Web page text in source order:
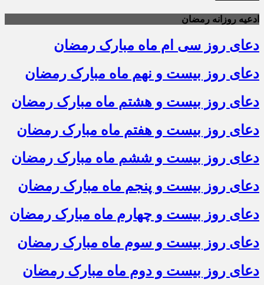
ادعیه روزانه رمضان
دعای روز سی ام ماه مبارک رمضان
دعای روز بیست و نهم ماه مبارک رمضان
دعای روز بیست و هشتم ماه مبارک رمضان
دعای روز بیست و هفتم ماه مبارک رمضان
دعای روز بیست و ششم ماه مبارک رمضان
دعای روز بیست و پنجم ماه مبارک رمضان
دعای روز بیست و چهارم ماه مبارک رمضان
دعای روز بیست و سوم ماه مبارک رمضان
دعای روز بیست و دوم ماه مبارک رمضان